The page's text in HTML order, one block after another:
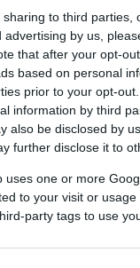
to third
by us,
that after your opt-
based on personal
prior to your opt-
information by third
also be disclosed by
further disclose it to
uses one or more
to your visit or
party tags to use
ben bekerült…
1
31. írta:Budapest Art
Belgiumban élő
a festészet
titkainak